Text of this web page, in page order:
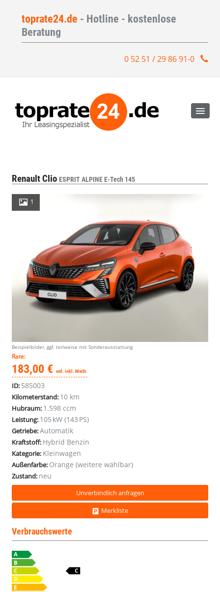
toprate24.de - Hotline - kostenlose
Beratung
0 52 51 / 29 86 91-0
Renault Clio ESPRIT ALPINE E-Tech 145
1
Beispielbilder, ggf. teilweise mit Sonderausstattung
Rate:
183,00 € mtl. inkl. MwSt.
ID: 585003
Kilometerstand: 10 km
Hubraum: 1.598 ccm
Leistung: 105 kW (143 PS)
Getriebe:Automatik
Kraftstoff: Hybrid Benzin
Kategorie: Kleinwagen
Außenfarbe: Orange (weitere wählbar)
Zustand: neu
Unverbindlich anfragen
Merkliste
Verbrauchswerte